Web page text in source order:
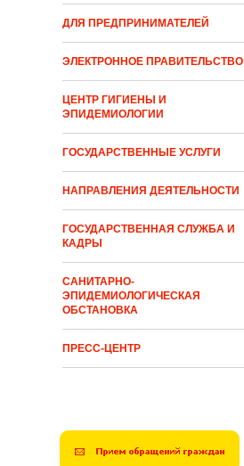
ДЛЯ ПРЕДПРИНИМАТЕЛЕЙ
ЭЛЕКТРОННОЕ ПРАВИТЕЛЬСТВО
ЦЕНТР ГИГИЕНЫ И
ЭПИДЕМИОЛОГИИ
ГОСУДАРСТВЕННЫЕ УСЛУГИ
НАПРАВЛЕНИЯ ДЕЯТЕЛЬНОСТИ
ГОСУДАРСТВЕННАЯ СЛУЖБА И
КАДРЫ
САНИТАРНО-
ЭПИДЕМИОЛОГИЧЕСКАЯ
ОБСТАНОВКА
ПРЕСС-ЦЕНТР